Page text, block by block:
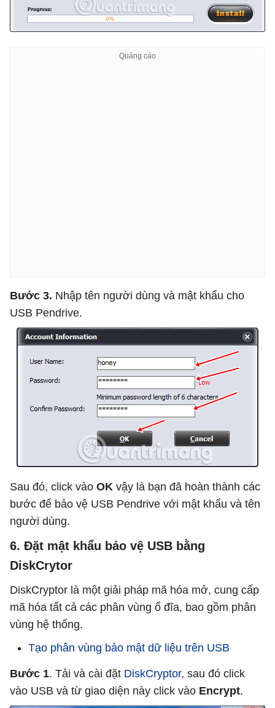
Bước 3. Nhập tên người dùng và mật khẩu cho
USB Pendrive.
Sau đó, click vào OK vậy là bạn đã hoàn thành các
bước để bảo vệ USB Pendrive với mật khẩu và tên
người dùng.
6. Đặt mật khẩu bảo vệ USB bằng
DiskCrytor
DiskCryptor là một giải pháp mã hóa mở, cung cấp
mã hóa tất cả các phân vùng ổ đĩa, bao gồm phân
vùng hệ thống.
Tạo phân vùng bảo mật dữ liệu trên USB
Bước 1. Tải và cài đặt DiskCryptor, sau đó click
vào USB và từ giao diện này click vào Encrypt.